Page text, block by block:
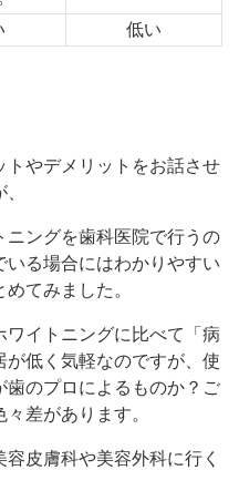
低い
トやデメリットをお話させ
ングを歯科医院で行うの
る場合にはわかりやすい
てみました。
イトニングに比べて「病
が低く気軽なのですが、使
歯のプロによるものか？ご
差があります。
皮膚科や美容外科に行く